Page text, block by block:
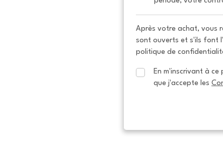
Après votre achat, vous
sont ouverts et s'ils font
politique de
En m'inscrivant à ce
que j'accepte les